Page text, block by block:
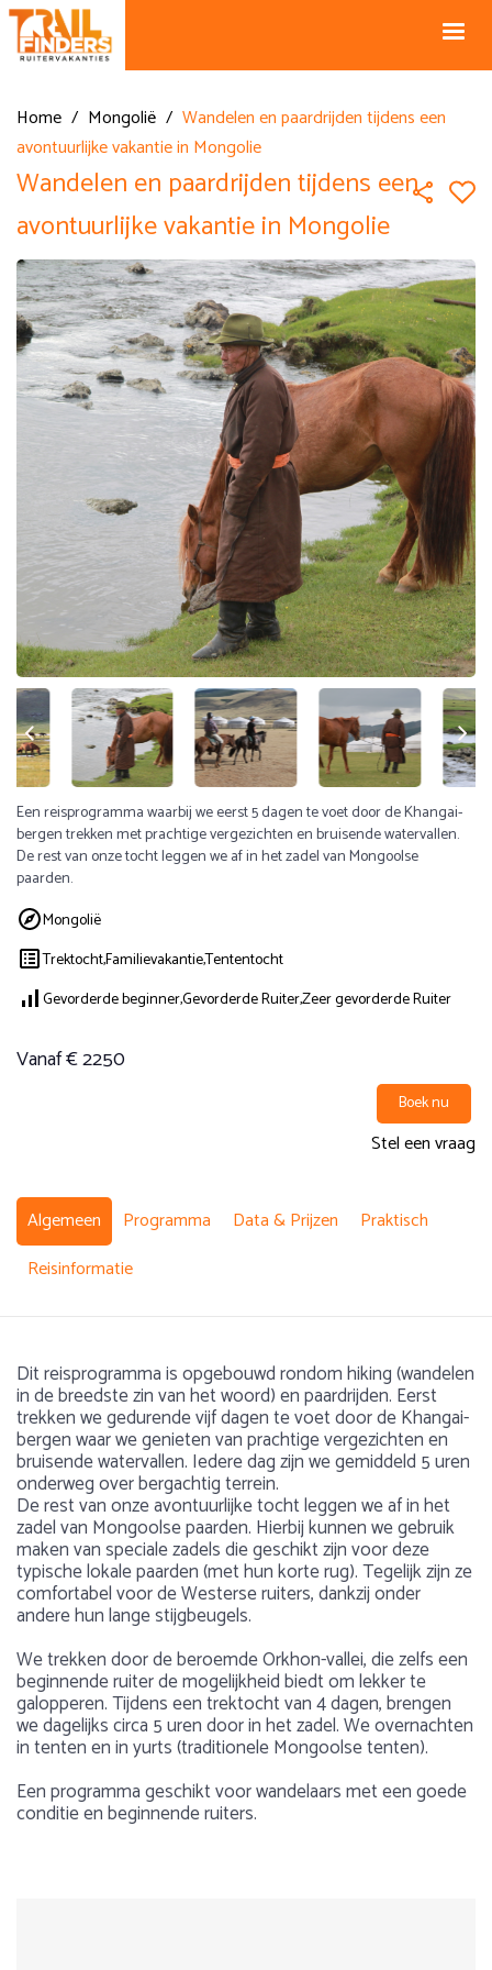
Home / Mongolië / Wandelen en paardrijden tijdens een
avontuurlijke vakantie in Mongolie
Wandelen en paardrijden tijdens een
avontuurlijke vakantie in Mongolie
Een reisprogramma waarbij we eerst 5 dagen te voet door de Khangai-
bergen trekken met prachtige vergezichten en bruisende watervallen.
De rest van onze tocht leggen we af in het zadel van Mongoolse
paarden.
Mongolië
Trektocht,Familievakantie,Tententocht
Gevorderde beginner,Gevorderde Ruiter,Zeer gevorderde Ruiter
Vanaf € 2250
Boek nu
Stel een vraag
Algemeen Programma Data & Prijzen
Praktisch
Reisinformatie
Dit reisprogramma is opgebouwd rondom hiking (wandelen
in de breedste zin van het woord) en paardrijden. Eerst
trekken we gedurende vijf dagen te voet door de Khangai-
bergen waar we genieten van prachtige vergezichten en
bruisende watervallen. Iedere dag zijn we gemiddeld 5 uren
onderweg over bergachtig terrein.
De rest van onze avontuurlijke tocht leggen we af in het
zadel van Mongoolse paarden. Hierbij kunnen we gebruik
maken van speciale zadels die geschikt zijn voor deze
typische lokale paarden (met hun korte rug). Tegelijk zijn ze
comfortabel voor de Westerse ruiters, dankzij onder
andere hun lange stijgbeugels.
We trekken door de beroemde Orkhon-vallei, die zelfs een
beginnende ruiter de mogelijkheid biedt om lekker te
galopperen. Tijdens een trektocht van 4 dagen, brengen
we dagelijks circa 5 uren door in het zadel. We overnachten
in tenten en in yurts (traditionele Mongoolse tenten).
Een programma geschikt voor wandelaars met een goede
conditie en beginnende ruiters.